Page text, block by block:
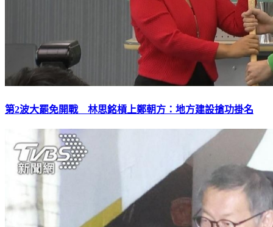
第2波大罷免開戰 林思銘槓上鄭朝方：地方建設搶功掛名